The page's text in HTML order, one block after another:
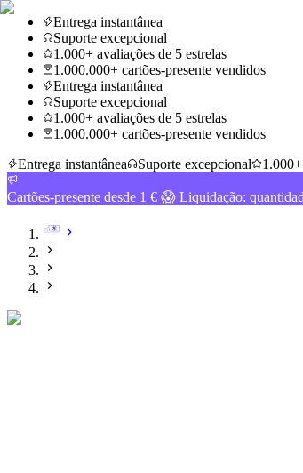
Entrega instantânea
Suporte excepcional
1.000+ avaliações de 5 estrelas
1.000.000+ cartões-presente vendidos
Entrega instantânea
Suporte excepcional
1.000+ avaliações de 5 estrelas
1.000.000+ cartões-presente vendidos
Entrega instantânea
Suporte excepcional
Cartões-presente desde 1 € 😱 Liquidação: